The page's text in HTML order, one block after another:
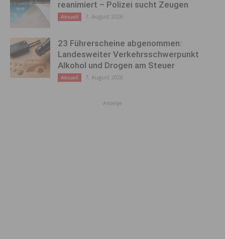
reanimiert – Polizei sucht Zeugen
Aktuell 7. August 2026
23 Führerscheine abgenommen:
Landesweiter Verkehrsschwerpunkt
Alkohol und Drogen am Steuer
Aktuell 7. August 2026
Anzeige